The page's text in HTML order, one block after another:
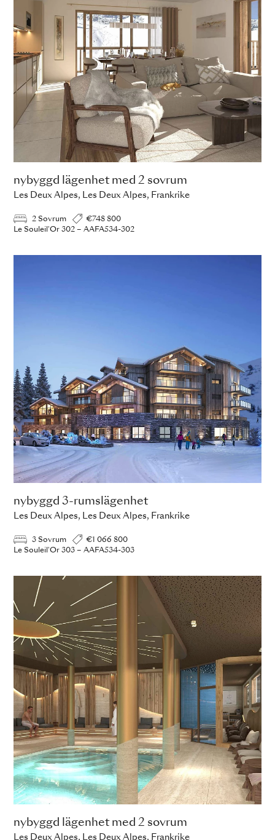
nybyggd lägenhet med 2 sovrum
Les Deux Alpes, Les Deux Alpes, Frankrike
2 Sovrum
€748 800
Le Souleil'Or 302 – AAFA534-302
nybyggd 3-rumslägenhet
Les Deux Alpes, Les Deux Alpes, Frankrike
3 Sovrum
€1 066 800
Le Souleil'Or 303 – AAFA534-303
nybyggd lägenhet med 2 sovrum
Les Deux Alpes, Les Deux Alpes, Frankrike